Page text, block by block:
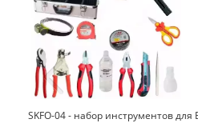
SKFO-04 - набор инструментов